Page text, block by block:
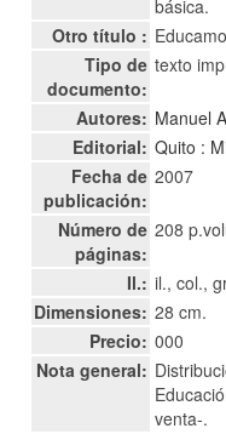
básica.
Otro título :
Tipo de
documento:
texto
Autores: Manuel
Editorial: Quito :
Fecha de
publicación:
2007
Número de
páginas:
208
Il.: il., col.,
Dimensiones: 28 cm.
Precio: 000
Nota general:
venta-.